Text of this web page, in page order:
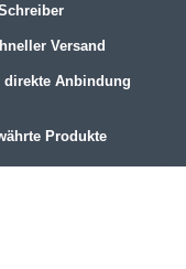
Versand
direkte Anbindung
Produkte